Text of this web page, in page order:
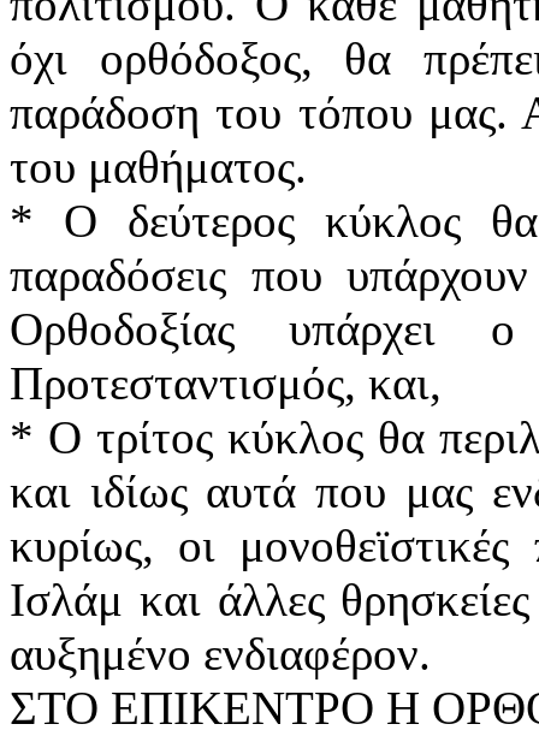
όχι ορθόδοξος, θα
παράδοση του τόπου μας.
του μαθήματος.
* Ο δεύτερος κύκλος θα
παραδόσεις που
Ορθοδοξίας υπάρχει
Προτεσταντισμός, και,
* Ο τρίτος κύκλος θα
και ιδίως αυτά που μας
κυρίως, οι
Ισλάμ και άλλες
αυξημένο ενδιαφέρον.
ΣΤΟ ΕΠΙΚΕΝΤΡΟ Η